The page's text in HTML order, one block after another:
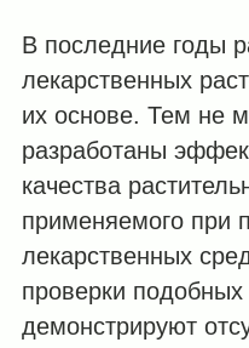
В последние годы
лекарственных
их основе. Тем не
разработаны
качества
применяемого при
лекарственных
проверки
демонстрируют